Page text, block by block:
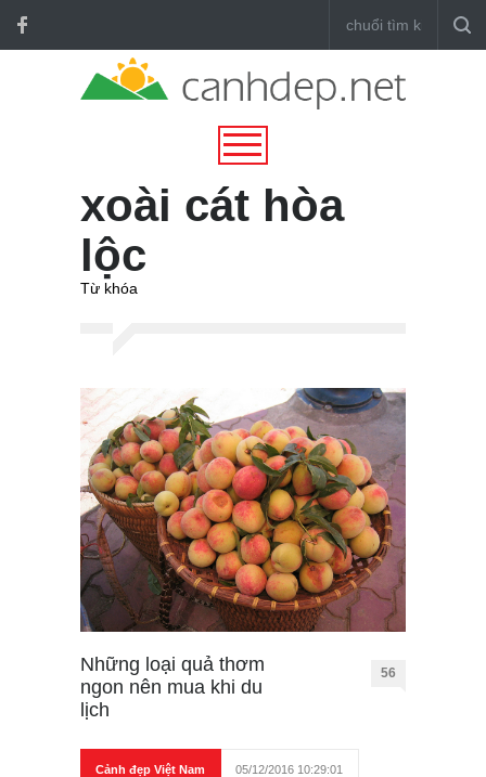
xoài cát hòa
lộc
Từ khóa
Những loại quả thơm
ngon nên mua khi du
lịch
56
Cảnh đẹp Việt Nam 05/12/2016 10:29:01